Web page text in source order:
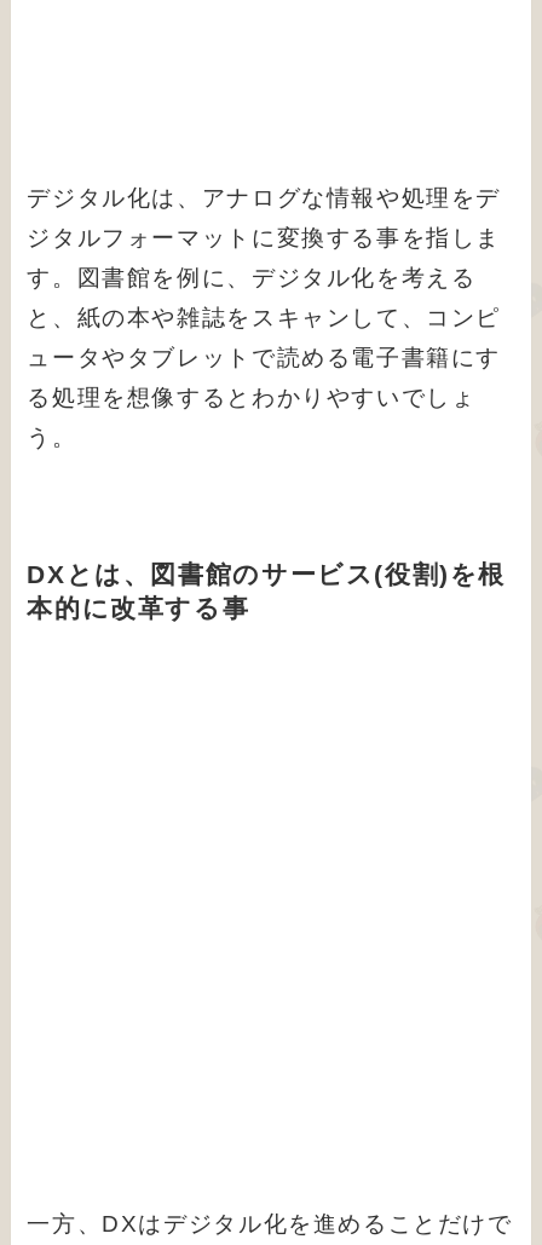
デジタル化は、アナログな情報や処理をデ
ジタルフォーマットに変換する事を指しま
す。図書館を例に、デジタル化を考える
と、紙の本や雑誌をスキャンして、コンピ
ュータやタブレットで読める電子書籍にす
る処理を想像するとわかりやすいでしょ
う。
DXとは、図書館のサービス(役割)を根
本的に改革する事
一方、DXはデジタル化を進めることだけで